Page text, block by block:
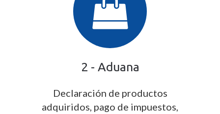
2 - Aduana
Declaración de productos
adquiridos, pago de impuestos,